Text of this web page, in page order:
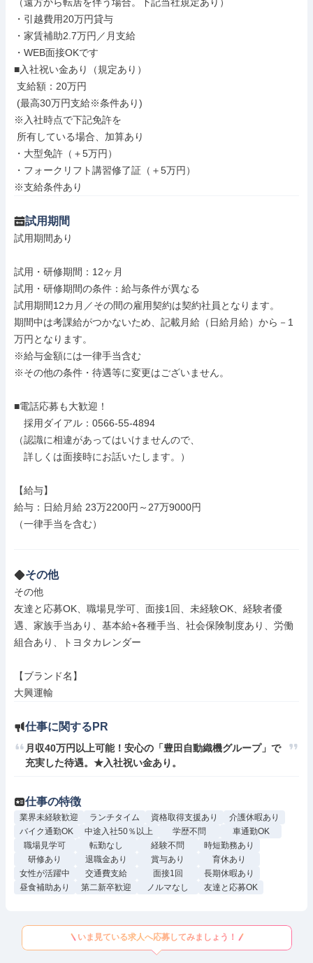
・引越費用20万円貸与
・家賃補助2.7万円／月支給
・WEB面接OKです
■入社祝い金あり（規定あり）
※入社時点で下記免許を
・大型免許（＋5万円）
・フォークリフト講習修了証（＋5万円）
※支給条件あり
試用期間
試用期間あり
試用・研修期間：12ヶ月
試用・研修期間の条件：給与条件が異なる
試用期間12カ月／その間の雇用契約は契約社員となります。
期間中は考課給がつかないため、記載月給（日給月給）から－1
万円となります。
※給与金額には一律手当含む
※その他の条件・待遇等に変更はございません。
■電話応募も大歓迎！
採用ダイアル：0566-55-4894
（認識に相違があってはいけませんので、
詳しくは面接時にお話いたします。）
【給与】
給与：日給月給 23万2200円～27万9000円
（一律手当を含む）
その他
その他
友達と応募OK、職場見学可、面接1回、未経験OK、経験者優
遇、家族手当あり、基本給+各種手当、社会保険制度あり、労働
組合あり、トヨタカレンダー
【ブランド名】
大興運輸
仕事に関するPR
月収40万円以上可能！安心の「豊田自動織機グループ」で
充実した待遇。★入社祝い金あり。
仕事の特徴
業界未経験歓迎 ランチタイム 資格取得支援あり
介護休暇あり
バイク通勤OK
中途入社50％以上 学歴不問
車通勤OK
職場見学可
転勤なし 経験不問
時短勤務あり
研修あり
退職金あり 賞与あり
育休あり
女性が活躍中
交通費支給 面接1回
長期休暇あり
昼食補助あり
第二新卒歓迎 ノルマなし 友達と応募OK
いま見ている求人へ応募してみましょう！